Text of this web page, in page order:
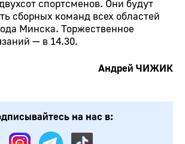
спортсменов. Они будут
сборных команд всех областей
Минска. Торжественное
— в 14.30.
Андрей ЧИЖИК
на нас в: